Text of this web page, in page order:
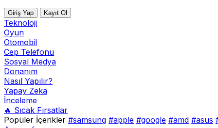
Giriş Yap Kayıt Ol
Teknoloji
Oyun
Otomobil
Cep Telefonu
Sosyal Medya
Donanım
Nasıl Yapılır?
Yapay Zeka
İnceleme
🔥 Sıcak Fırsatlar
Popüler İçerikler #samsung #apple #google #amd #asus